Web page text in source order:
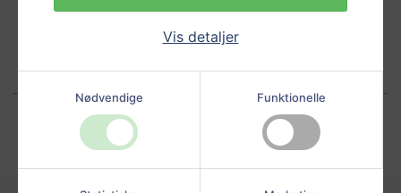
Vis detaljer
Nødvendige Funktionelle